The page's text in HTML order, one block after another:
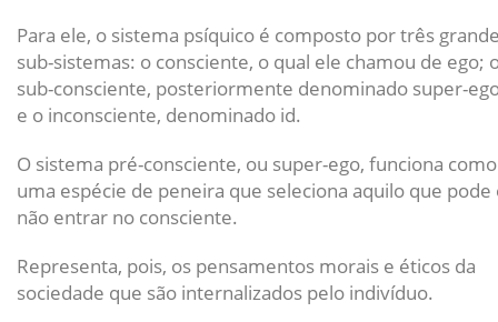
Para ele, o sistema psíquico é composto por três
sub-sistemas: o consciente, o qual ele chamou de ego;
sub-consciente, posteriormente denominado super-
e o inconsciente, denominado id.
O sistema pré-consciente, ou super-ego, funciona como
uma espécie de peneira que seleciona aquilo que pode
não entrar no consciente.
Representa, pois, os pensamentos morais e éticos da
sociedade que são internalizados pelo indivíduo.